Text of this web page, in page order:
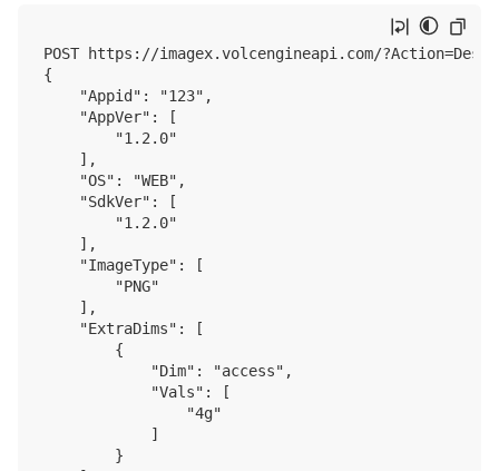
POST https://imagex.volcengineapi.com/
{
    "Appid": "123",
    "AppVer": [
        "1.2.0"
    ],
    "OS": "WEB",
    "SdkVer": [
        "1.2.0"
    ],
    "ImageType": [
        "PNG"
    ],
    "ExtraDims": [
        {
            "Dim": "access",
            "Vals": [
                "4g"
            ]
        }